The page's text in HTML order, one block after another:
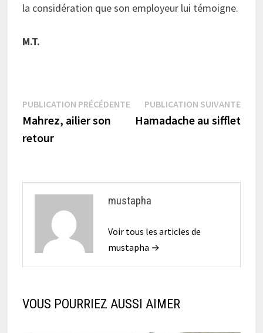
la considération que son employeur lui témoigne.
M.T.
Navigation
de
PUBLICATION PRÉCÉDENTEPublication
précédente :
Mahrez, ailier son
retour
PUBLICATION SUIVANTE
Hamadache au sifflet
mustapha
Voir tous les articles de
mustapha →
VOUS POURRIEZ AUSSI AIMER